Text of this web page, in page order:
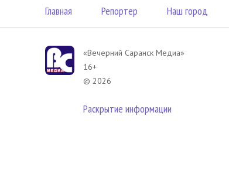
Главная Репортер Наш город
«Вечерний Саранск Mедиа»
16+
© 2026
Раскрытие информации